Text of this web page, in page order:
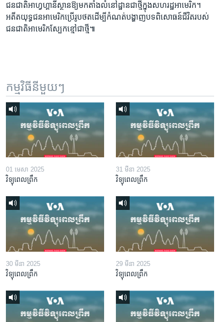
ជនជាតិ​អាហ្វហ្គានីស្ថាន​ឱ្យ​មក​តាំងលំនៅដ្ឋាន​ជាថ្មី​ក្នុង​សហរដ្ឋ​អាមេរិក។
អតីត​យុទ្ធជន​អាមេរិកប្រើ​រូបថត​ដើម្បី​កំណត់បង្ហាញ​បទពិសោធន៍​ជីវិត​របស់​
ជនជាតិ​អាមេរិក​ស្បែកខ្មៅ​ជាថ្មី៕
កម្មវិធី​នីមួយៗ
01 មេសា 2025
វិទ្យុពេលព្រឹក
31 មីនា 2025
វិទ្យុពេលព្រឹក
30 មីនា 2025
វិទ្យុពេលព្រឹក
29 មីនា 2025
វិទ្យុពេលព្រឹក